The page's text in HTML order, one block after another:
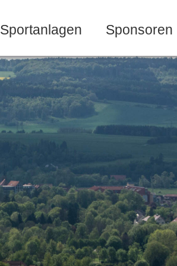
Sportanlagen Sponsoren